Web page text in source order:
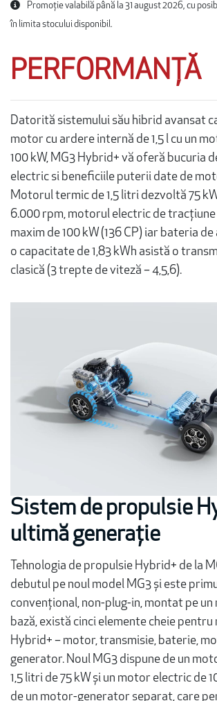
Promoție valabilă până la 31 august 2026, cu
în limita stocului disponibil.
PERFORMANȚĂ
Datorită sistemului său hibrid avansat
motor cu ardere internă de 1,5 l cu un
100 kW, MG3 Hybrid+ vă oferă bucuria
electric si beneficiile puterii date de
Motorul termic de 1,5 litri dezvoltă 75
6.000 rpm, motorul electric de
maxim de 100 kW (136 CP) iar bateria
o capacitate de 1,83 kWh asistă o
clasică (3 trepte de viteză – 4,5,6).
Sistem de propulsie
ultimă generație
Tehnologia de propulsie Hybrid+ de la
debutul pe noul model MG3 și este
convențional, non-plug-in, montat pe un
bază, există cinci elemente cheie pentru
Hybrid+ – motor, transmisie, baterie,
generator. Noul MG3 dispune de un
1,5 litri de 75 kW și un motor electric de
de un motor-generator separat, care